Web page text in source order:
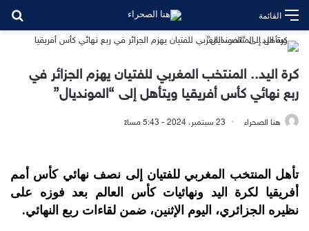
القائمة
كرة اليد.. المنتخب المغربي للفتيان يهزم الجزائر في
ربع نهائي كأس أفريقيا ويتأهل إلى “المونديال”
هنا الصحراء 23 سبتمبر، 2024 - 5:43 مساءً
تأهل المنتخب المغربي للفتيان إلى نصف نهائي كأس أمم
أفريقيا لكرة اليد ونهائيات كأس العالم بعد فوزه على
نظيره الجزائري، اليوم الإثنين، ضمن لقاءات ربع النهائي.